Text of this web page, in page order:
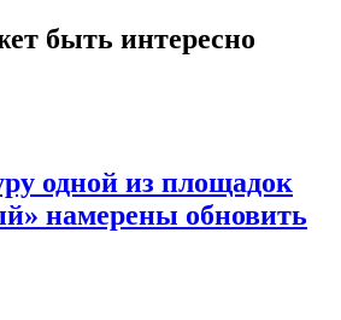
быть интересно
одной из площадок
намерены обновить